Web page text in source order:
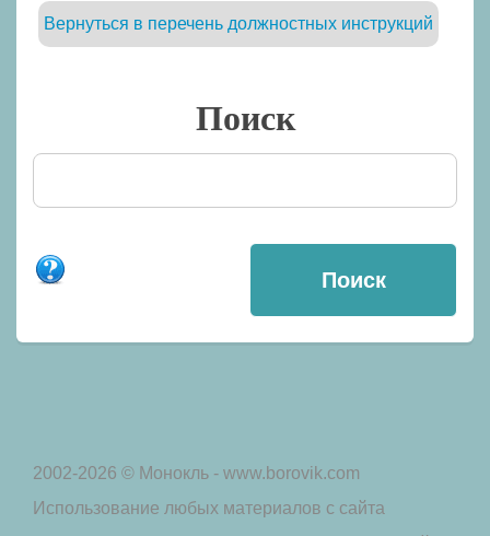
Вернуться в перечень должностных инструкций
Поиск
2002-2026 © Монокль - www.borovik.com
Использование любых материалов с сайта